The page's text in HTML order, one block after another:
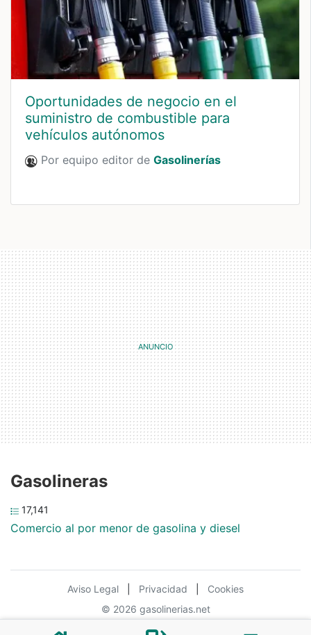
Oportunidades de negocio en el
suministro de combustible para
vehículos autónomos
Por equipo editor de Gasolinerías
Gasolineras
17,141
Comercio al por menor de gasolina y diesel
Aviso Legal Privacidad
Cookies
© 2026 gasolinerias.net